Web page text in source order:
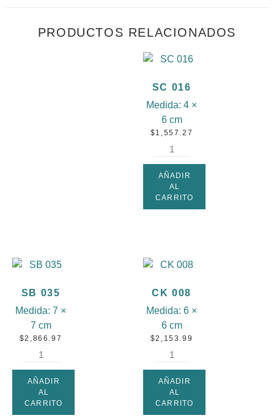
PRODUCTOS RELACIONADOS
SC 016
Medida:4 ×
6 cm
$1,557.27
AÑADIR
AL
CARRITO
SB 035
Medida:7 ×
7 cm
$2,866.97
AÑADIR
AL
CARRITO
CK 008
Medida:6 ×
6 cm
$2,153.99
AÑADIR
AL
CARRITO